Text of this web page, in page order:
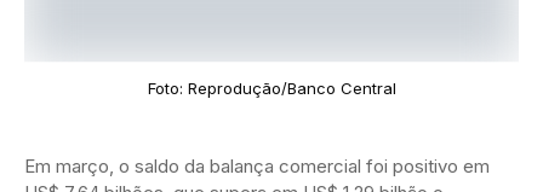
Foto: Reprodução/Banco Central
Em março, o saldo da balança comercial foi positivo em